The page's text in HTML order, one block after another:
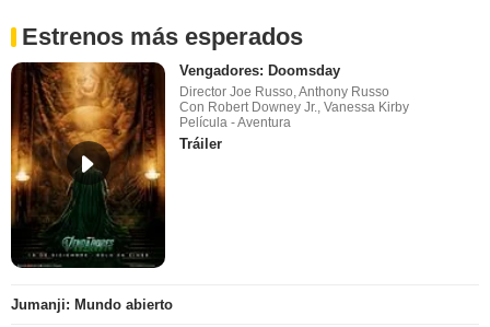
Estrenos más esperados
Vengadores: Doomsday
Director Joe Russo, Anthony Russo
Con Robert Downey Jr., Vanessa Kirby
Película - Aventura
Tráiler
Jumanji: Mundo abierto